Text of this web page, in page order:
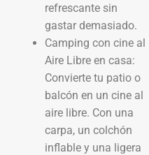
refrescante sin
gastar demasiado.
Camping con cine al
Aire Libre en casa:
Convierte tu patio o
balcón en un cine al
aire libre. Con una
carpa, un colchón
inflable y una ligera